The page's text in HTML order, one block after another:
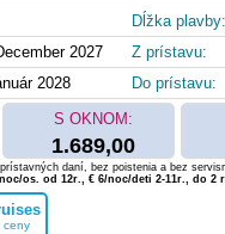
2027
2028
Dĺžka plavby:
Z prístavu:
Do prístavu:
S OKNOM:
1.689,00
ceny
daní, bez poistenia a bez
os. od 12r., € 6/noc/deti 2-11r., do 2